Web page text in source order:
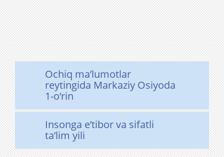
Ochiq ma’lumotlar
reytingida Markaziy Osiyoda
1-o‘rin
Insonga eʼtibor va sifatli
taʼlim yili